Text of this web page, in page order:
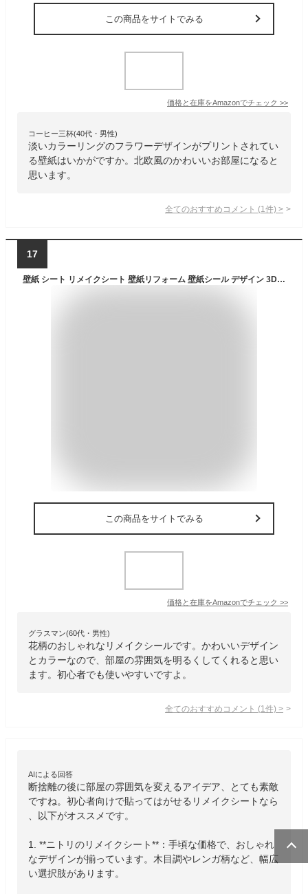
この商品をサイトでみる
価格と在庫をAmazonでチェック >>
コーヒー三杯(40代・男性)
淡いカラーリングのフラワーデザインがプリントされてい
る壁紙はいかがですか。北欧風のかわいいお部屋になると
思います。
全てのおすすめコメント (1 件) >
17
壁紙 シート リメイクシート 壁紙リフォーム 壁紙シール デザイン 3D効果 花柄 貼付簡単 模様替え カット可能 53cm*5m 簡単DIY インテリアシートウォールステッカー リビング キッチン 壁 テレビの背景 初心者 お手入れも簡単
この商品をサイトでみる
価格と在庫をAmazonでチェック >>
グラスマン(60代・男性)
花柄のおしゃれなリメイクシールです。かわいいデザイン
とカラーなので、部屋の雰囲気を明るくしてくれると思い
ます。初心者でも使いやすいですよ。
全てのおすすめコメント (1 件) >
AIによる回答
断捨離の後に部屋の雰囲気を変えるアイデア、とても素敵
ですね。初心者向けで貼ってはがせるリメイクシートなら
、以下がオススメです。
1. **ニトリのリメイクシート**：手頃な価格で、おしゃれ
なデザインが揃っています。木目調やレンガ柄など、幅広
い選択肢があります。